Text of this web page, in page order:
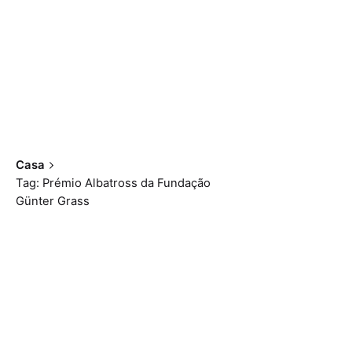
Casa
Tag: Prémio Albatross da Fundação
Günter Grass